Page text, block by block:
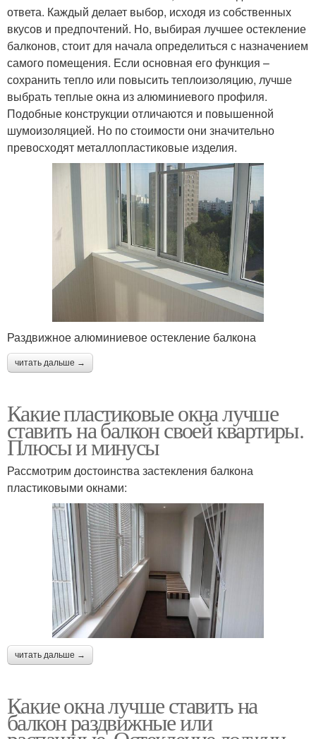
ответа. Каждый делает выбор, исходя из собственных
вкусов и предпочтений. Но, выбирая лучшее остекление
балконов, стоит для начала определиться с назначением
самого помещения. Если основная его функция –
сохранить тепло или повысить теплоизоляцию, лучше
выбрать теплые окна из алюминиевого профиля.
Подобные конструкции отличаются и повышенной
шумоизоляцией. Но по стоимости они значительно
превосходят металлопластиковые изделия.
Раздвижное алюминиевое остекление балкона
читать дальше →
Какие пластиковые окна лучше
ставить на балкон своей квартиры.
Плюсы и минусы
Рассмотрим достоинства застекления балкона
пластиковыми окнами:
читать дальше →
Какие окна лучше ставить на
балкон раздвижные или